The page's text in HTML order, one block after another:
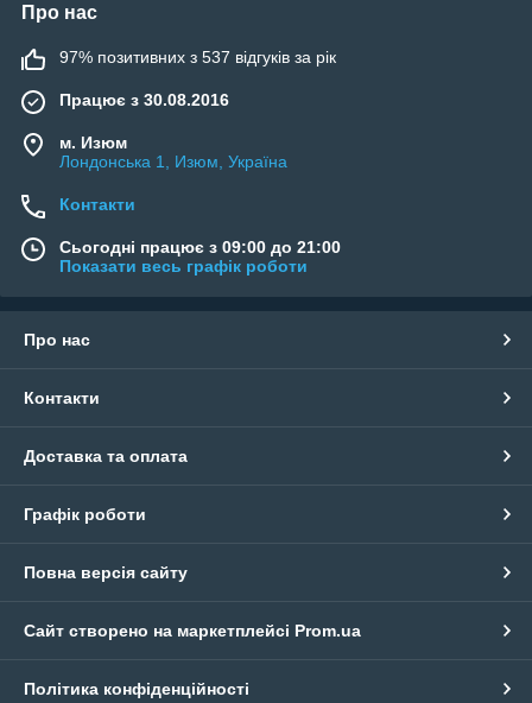
Про нас
97% позитивних з 537 відгуків за рік
Працює з 30.08.2016
м. Изюм
Лондонська 1, Изюм, Україна
Контакти
Сьогодні працює з 09:00 до 21:00
Показати весь графік роботи
Про нас
Контакти
Доставка та оплата
Графік роботи
Повна версія сайту
Сайт створено на маркетплейсі Prom.ua
Політика конфіденційності